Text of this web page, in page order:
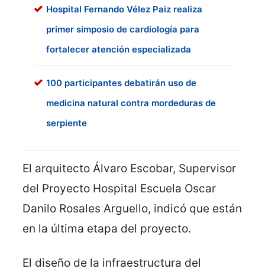
Hospital Fernando Vélez Paiz realiza
primer simposio de cardiología para
fortalecer atención especializada
100 participantes debatirán uso de
medicina natural contra mordeduras de
serpiente
El arquitecto Álvaro Escobar, Supervisor
del Proyecto Hospital Escuela Oscar
Danilo Rosales Arguello, indicó que están
en la última etapa del proyecto.
El diseño de la infraestructura del